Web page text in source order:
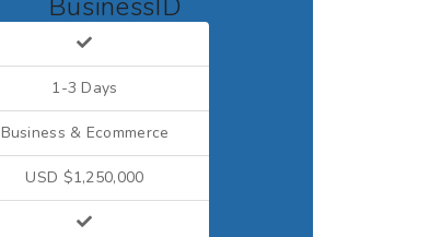
Wildcard
1-3 Days
Business & Ecommerce
USD $1,250,000